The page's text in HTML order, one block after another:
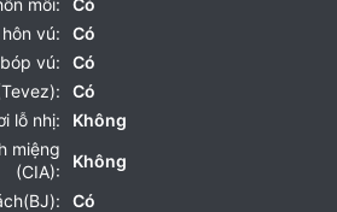
môi:
Có
vú:
Có
vú:
Có
Có
lỗ nhị:
Không
miệng
(CIA):
Không
Có